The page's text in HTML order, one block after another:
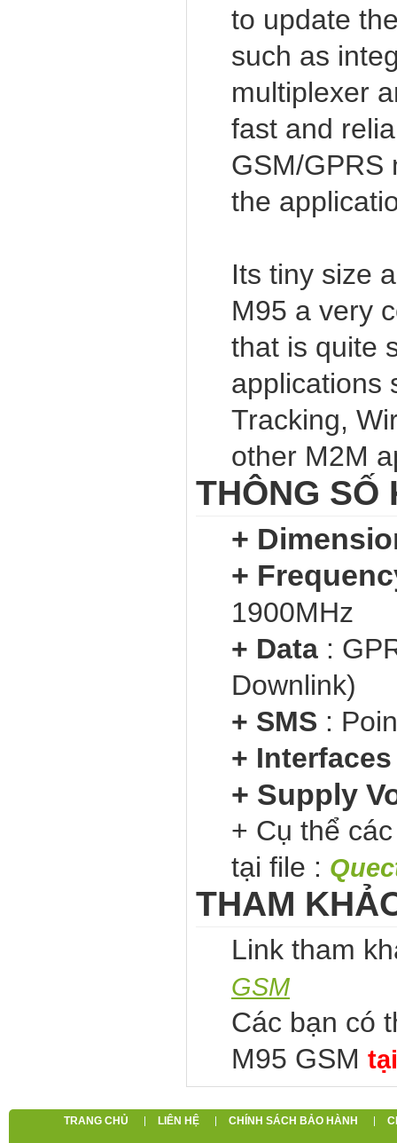
to update
such as
multiplexer
fast and
GSM/GPRS
the
Its tiny size
M95 a very
that is quite
applications
Tracking,
other M2M
THÔNG SỐ
+
+
1900MHz
+ Data :
Downlink)
+ SMS :
+ Interfaces
+ Supply
+ Cụ thể
tại file :
THAM
Link tham
GSM
Các bạn có
M95 GSM
TRANG CHỦ LIÊN HỆ CHÍNH SÁCH BẢO HÀNH